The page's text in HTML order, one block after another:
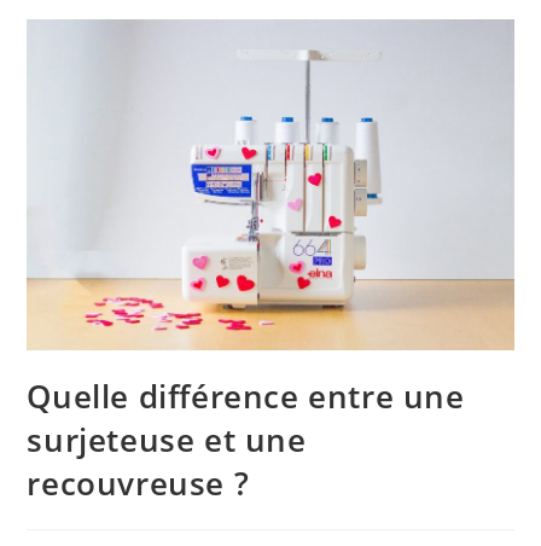
Quelle différence entre une
surjeteuse et une
recouvreuse ?